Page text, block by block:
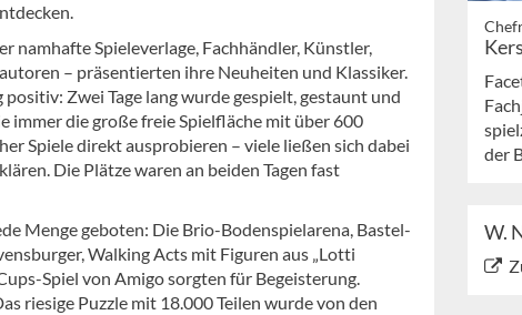
namhafte Spieleverlage, Fachhändler, Künstler,
– präsentierten ihre Neuheiten und Klassiker.
Zwei Tage lang wurde gespielt, gestaunt und
immer die große freie Spielfläche mit über 600
Spiele direkt ausprobieren – viele ließen sich dabei
Die Plätze waren an beiden Tagen fast
Menge geboten: Die Brio-Bodenspielarena, Bastel-
Walking Acts mit Figuren aus „Lotti
Spiel von Amigo sorgten für Begeisterung.
riesige Puzzle mit 18.000 Teilen wurde von den
der
W.